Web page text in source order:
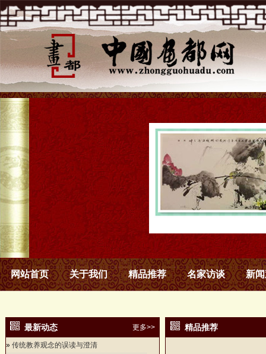
网站首页 关于我们 精品推荐 名家访谈 新
最新动态 更多>>
» 传统教养观念的误读与澄清
精品推荐